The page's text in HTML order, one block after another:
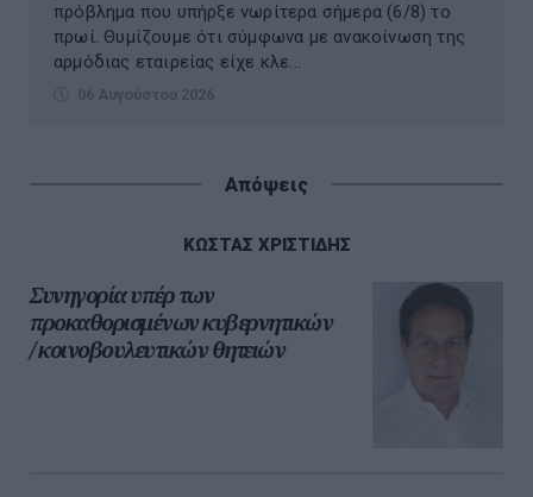
πρόβλημα που υπήρξε νωρίτερα σήμερα (6/8) το
πρωί. Θυμίζουμε ότι σύμφωνα με ανακοίνωση της
αρμόδιας εταιρείας είχε κλε...
Απόψεις
ΚΩΣΤΑΣ ΧΡΙΣΤΙΔΗΣ
Συνηγορία υπέρ των
προκαθορισμένων κυβερνητικών
/ κοινοβουλευτικών θητειών